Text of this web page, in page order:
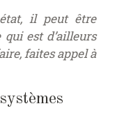
il peut être
est d’ailleurs
faites appel à